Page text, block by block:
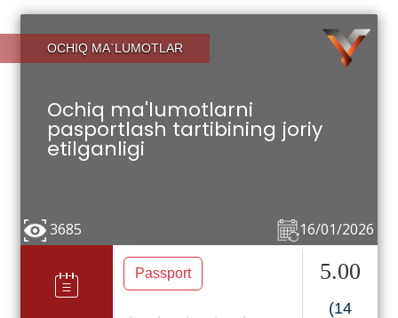
OCHIQ MA`LUMOTLAR
Ochiq ma'lumotlarni
pasportlash tartibining joriy
etilganligi
16/01/2026
3685
Passport 5.00
(14